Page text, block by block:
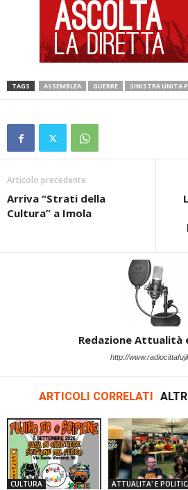
TAGS ASSEMBLEA GUERRE SINISTRA UNITA
Articolo precedente
Arriva “Strati della
Cultura” a Imola
Redazione Attualità
http://
ARTICOLI CORRELATI
CULTURA ATTUALITA' E